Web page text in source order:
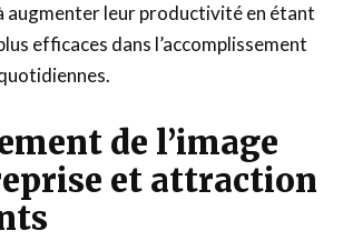
augmenter leur productivité en étant
efficaces dans l’accomplissement
de l’image
et attraction